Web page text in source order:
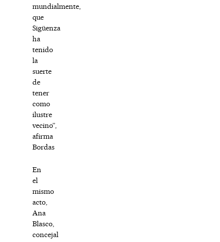
mundialmente,
que
Sigüenza
ha
tenido
la
suerte
de
tener
como
ilustre
vecino”,
afirma
Bordas
En
el
mismo
acto,
Ana
Blasco,
concejal